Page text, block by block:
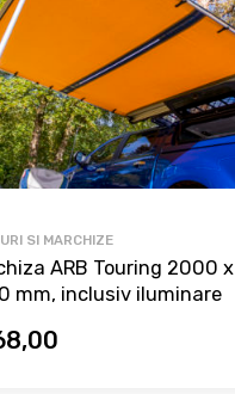
SI MARCHIZE
ARB Touring 2000 x
mm, inclusiv iluminare